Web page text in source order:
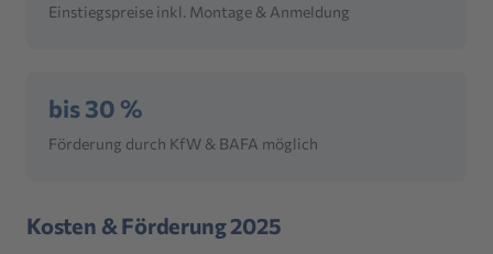
Einstiegspreise inkl. Montage & Anmeldung
bis 30 %
Förderung durch KfW & BAFA möglich
Kosten & Förderung 2025